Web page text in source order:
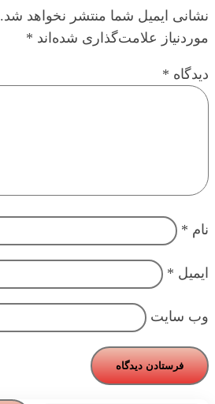
نشانی ایمیل شما منتشر نخواهد شد.
موردنیاز علامت‌گذاری شده‌اند *
دیدگاه *
نام *
ایمیل *
وب‌ سایت